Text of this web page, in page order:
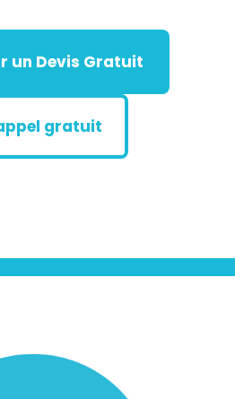
un Devis Gratuit
gratuit